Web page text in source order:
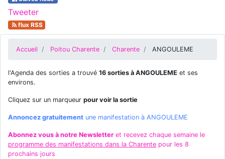
Tweeter
flux RSS
Accueil Poitou Charente Charente ANGOULEME
l'Agenda des sorties a trouvé 16 sorties à ANGOULEME et ses
environs.
Cliquez sur un marqueur pour voir la sortie
Annoncez gratuitement une manifestation à ANGOULEME
Abonnez vous à notre Newsletter et recevez chaque semaine le
programme des manifestations dans la Charente pour les 8
prochains jours